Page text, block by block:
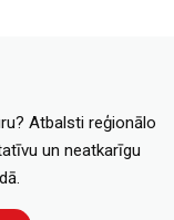
Atbalsti reģionālo
un neatkarīgu